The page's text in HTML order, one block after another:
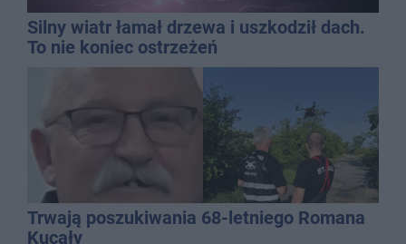
Silny wiatr łamał drzewa i uszkodził dach.
To nie koniec ostrzeżeń
Trwają poszukiwania 68-letniego Romana
Kucały